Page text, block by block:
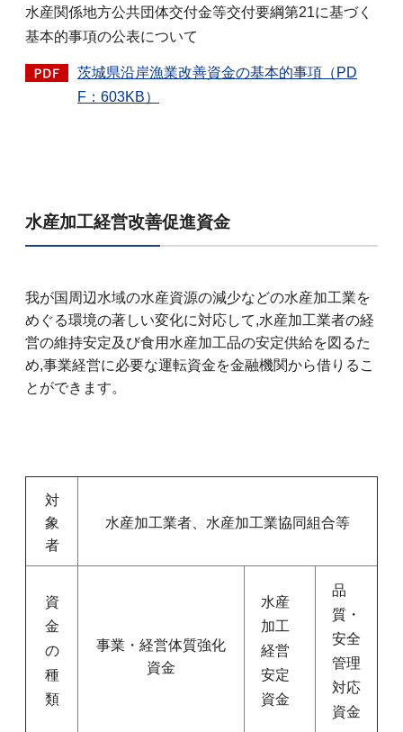
水産関係地方公共団体交付金等交付要綱第21に基づく
基本的事項の公表について
茨城県沿岸漁業改善資金の基本的事項（PD
F：603KB）
水産加工経営改善促進資金
我が国周辺水域の水産資源の減少などの水産加工業を
めぐる環境の著しい変化に対応して,水産加工業者の経
営の維持安定及び食用水産加工品の安定供給を図るた
め,事業経営に必要な運転資金を金融機関から借りるこ
とができます。
対
象
者
水産加工業者、水産加工業協同組合等
資
金
の
種
類
事業・経営体質強化
資金
水産
加工
経営
安定
資金
品
質・
安全
管理
対応
資金